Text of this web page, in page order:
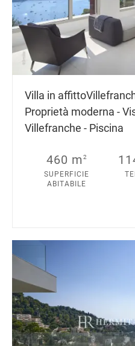
Villa in affitto
Proprietà moderna -
Villefranche - Piscina
460 m2
SUPERFICIE
ABITABILE